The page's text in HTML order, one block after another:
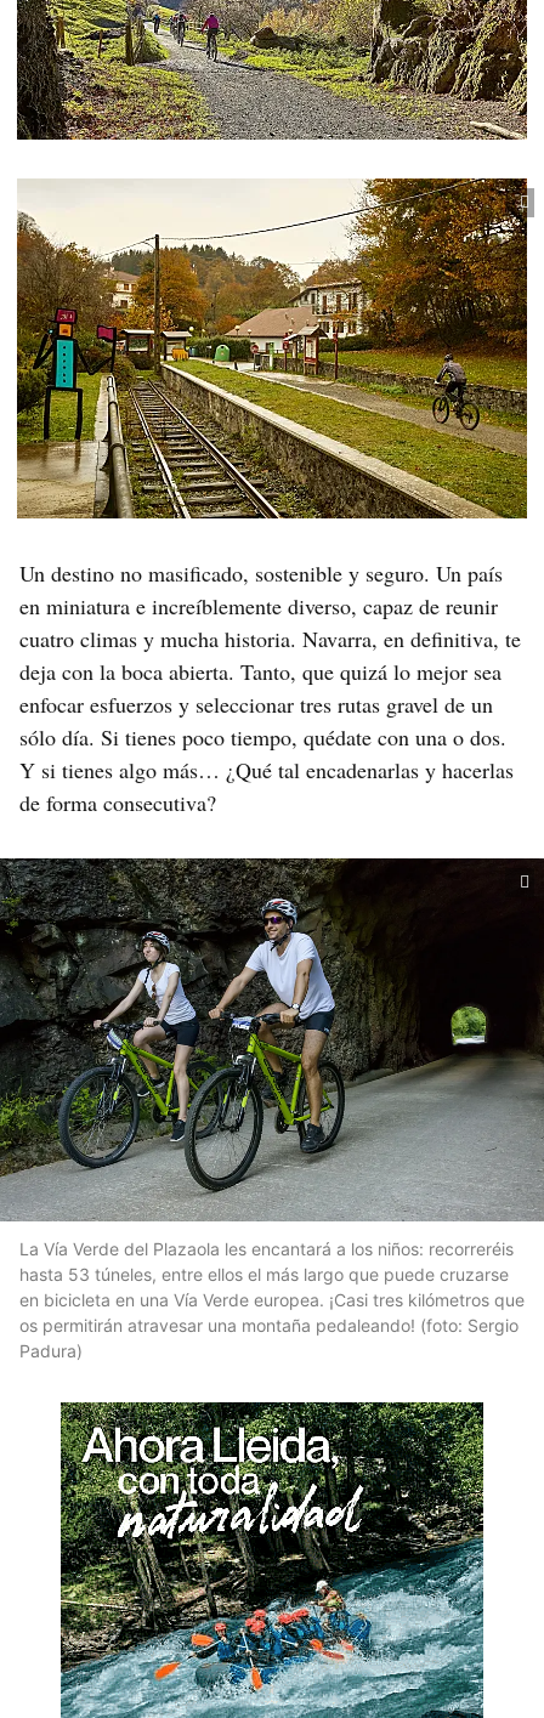
Un destino no masificado, sostenible y seguro. Un país
en miniatura e increíblemente diverso, capaz de reunir
cuatro climas y mucha historia. Navarra, en definitiva, te
deja con la boca abierta. Tanto, que quizá lo mejor sea
enfocar esfuerzos y seleccionar tres rutas gravel de un
sólo día. Si tienes poco tiempo, quédate con una o dos.
Y si tienes algo más… ¿Qué tal encadenarlas y hacerlas
de forma consecutiva?
La Vía Verde del Plazaola les encantará a los niños: recorreréis
hasta 53 túneles, entre ellos el más largo que puede cruzarse
en bicicleta en una Vía Verde europea. ¡Casi tres kilómetros que
os permitirán atravesar una montaña pedaleando! (foto: Sergio
Padura)